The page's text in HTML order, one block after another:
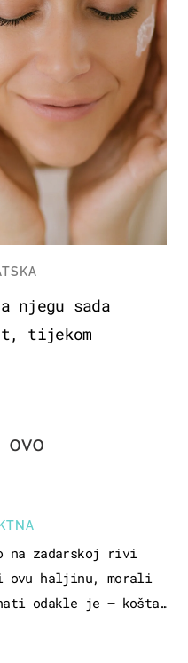
njegu sada
tijekom
na zadarskoj rivi
ovu haljinu, morali
odakle je – košta